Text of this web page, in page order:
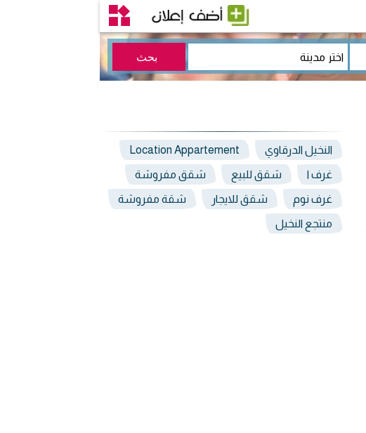
النخيل الدرقاوي Location Appartement
غرف ا شقق للبيع شقق مفروشة
غرف نوم شقق للايجار شقة مفروشة
منتجع النخيل